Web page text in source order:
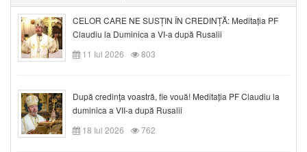
CELOR CARE NE SUSȚIN ÎN CREDINȚĂ: Meditația PF
Claudiu la Duminica a VI-a după Rusalii
11 Iul 2026
803
După credinţa voastră, fie vouă! Meditația PF Claudiu la
duminica a VII-a după Rusalii
18 Iul 2026
762